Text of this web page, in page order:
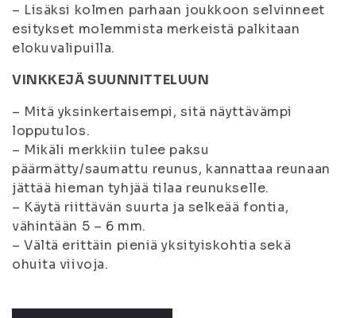
– Lisäksi kolmen parhaan joukkoon selvinneet
esitykset molemmista merkeistä palkitaan
elokuvalipuilla.
VINKKEJÄ SUUNNITTELUUN
– Mitä yksinkertaisempi, sitä näyttävämpi
lopputulos.
– Mikäli merkkiin tulee paksu
päärmätty/saumattu reunus, kannattaa reunaan
jättää hieman tyhjää tilaa reunukselle.
– Käytä riittävän suurta ja selkeää fontia,
vähintään 5 – 6 mm.
– Vältä erittäin pieniä yksityiskohtia sekä
ohuita viivoja.